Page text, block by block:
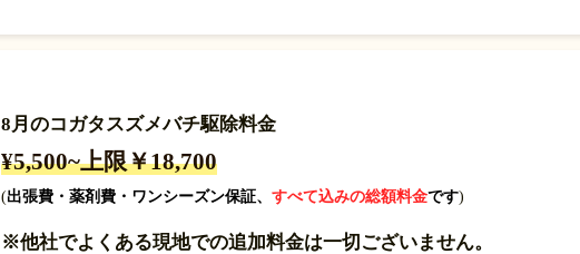
8月のコガタスズメバチ駆除料金
¥5,500~上限￥18,700
(出張費・薬剤費・ワンシーズン保証、 すべて込みの総額料金です)
※他社でよくある現地での追加料金は一切ございません。